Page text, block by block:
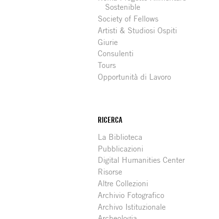
Sostenible
Society of Fellows
Artisti & Studiosi Ospiti
Giurie
Consulenti
Tours
Opportunità di Lavoro
RICERCA
La Biblioteca
Pubblicazioni
Digital Humanities Center
Risorse
Altre Collezioni
Archivio Fotografico
Archivo Istituzionale